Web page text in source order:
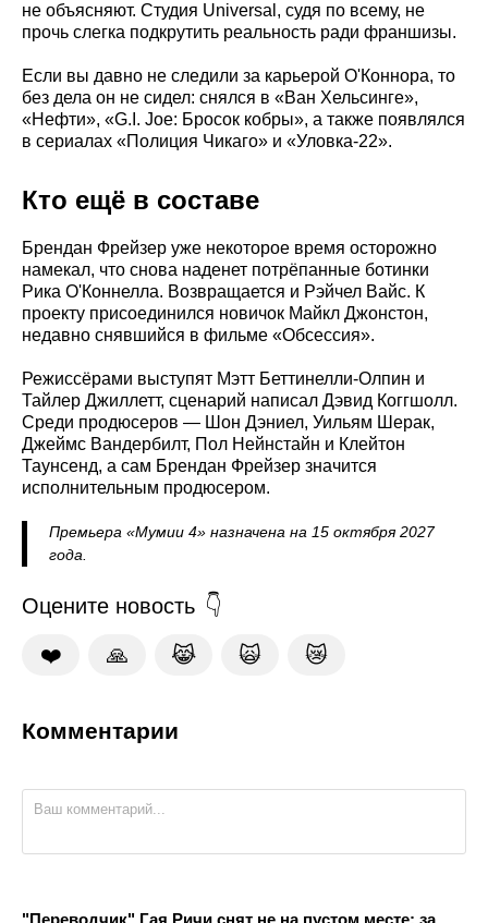
не объясняют. Студия Universal, судя по всему, не
прочь слегка подкрутить реальность ради франшизы.
Если вы давно не следили за карьерой О'Коннора, то
без дела он не сидел: снялся в «Ван Хельсинге»,
«Нефти», «G.I. Joe: Бросок кобры», а также появлялся
в сериалах «Полиция Чикаго» и «Уловка-22».
Кто ещё в составе
Брендан Фрейзер уже некоторое время осторожно
намекал, что снова наденет потрёпанные ботинки
Рика О'Коннелла. Возвращается и Рэйчел Вайс. К
проекту присоединился новичок Майкл Джонстон,
недавно снявшийся в фильме «Обсессия».
Режиссёрами выступят Мэтт Беттинелли-Олпин и
Тайлер Джиллетт, сценарий написал Дэвид Коггшолл.
Среди продюсеров — Шон Дэниел, Уильям Шерак,
Джеймс Вандербилт, Пол Нейнстайн и Клейтон
Таунсенд, а сам Брендан Фрейзер значится
исполнительным продюсером.
Премьера «Мумии 4» назначена на 15 октября 2027
года.
Оцените новость
❤️ 🙏 😹 🙀 😿
Комментарии